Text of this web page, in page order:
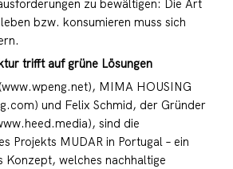
zu bewältigen: Die Art
bzw. konsumieren muss sich
trifft auf grüne Lösungen
MIMA HOUSING
und Felix Schmid, der Gründer
sind die
Projekts MUDAR in Portugal – ein
Konzept, welches nachhaltige